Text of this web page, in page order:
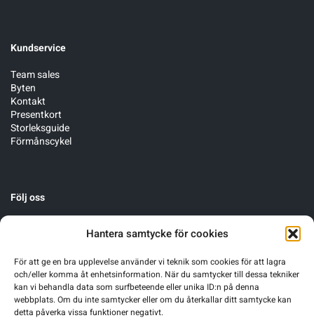
Hantera samtycke för cookies
För att ge en bra upplevelse använder vi teknik som cookies för att lagra
och/eller komma åt enhetsinformation. När du samtycker till dessa tekniker
kan vi behandla data som surfbeteende eller unika ID:n på denna
webbplats. Om du inte samtycker eller om du återkallar ditt samtycke kan
detta påverka vissa funktioner negativt.
Kundservice
Team sales
Byten
Kontakt
Presentkort
Storleksguide
Förmånscykel
Följ oss